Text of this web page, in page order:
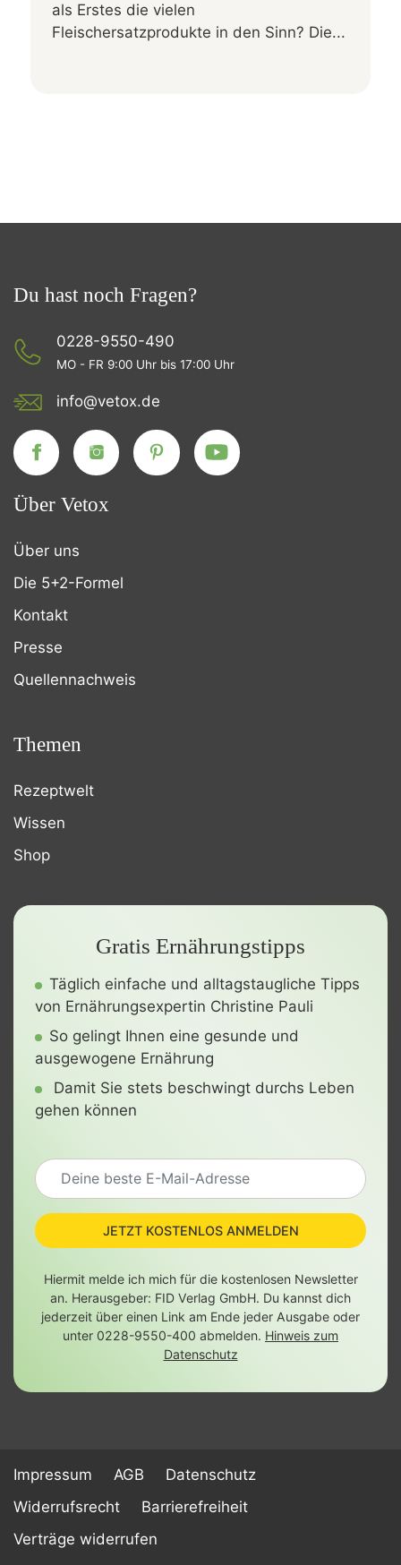
als Erstes die vielen
Fleischersatzprodukte in den Sinn? Die...
Du hast noch Fragen?
0228-9550-490
MO - FR 9:00 Uhr bis 17:00 Uhr
info@vetox.de
Über Vetox
Über uns
Die 5+2-Formel
Kontakt
Presse
Quellennachweis
Themen
Rezeptwelt
Wissen
Shop
Gratis Ernährungstipps
Täglich einfache und alltagstaugliche Tipps
von Ernährungsexpertin Christine Pauli
So gelingt Ihnen eine gesunde und
ausgewogene Ernährung
Damit Sie stets beschwingt durchs Leben
gehen können
JETZT KOSTENLOS ANMELDEN
Hiermit melde ich mich für die kostenlosen Newsletter
an. Herausgeber: FID Verlag GmbH. Du kannst dich
jederzeit über einen Link am Ende jeder Ausgabe oder
unter 0228-9550-400 abmelden. Hinweis zum
Datenschutz
Impressum AGB
Datenschutz
Widerrufsrecht
Barrierefreiheit
Verträge widerrufen